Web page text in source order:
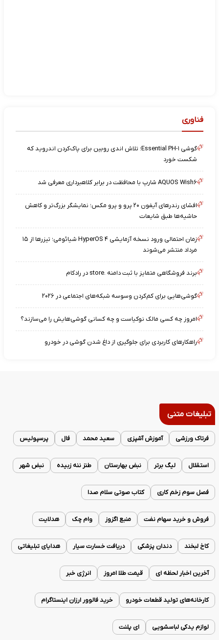
فناوری
گوشی Essential PH-۱؛ تلاش اندی روبین برای پاک‌کردن اندروید که
شکست خورد
AQUOS Wish۶ شارپ با محافظت در برابر کلاهبرداری معرفی شد
افشای رندرهای آیفون ۲۰ پرو و پرو مکس؛ نمایشگر بزرگ‌تر و کاهش
حاشیه‌ها طبق شایعات
زمان احتمالی ورود نسخه آزمایشی HyperOS ۴ شیائومی؛ تیزرها از ۱۵
مرداد منتشر می‌شوند
برند فروشگاهی متمایز با ثبت دامنه .store در رادکام
گوشی‌هایی برای کم‌کردن وسوسه شبکه‌های اجتماعی در ۲۰۲۶
امروز چه کسی مالک نوکیاست و چه کسانی گوشی‌هایش را می‌سازند؟
راهکارهای کاربردی برای جلوگیری از داغ شدن گوشی در خودرو
تبلیغات متنی
فرتاک ورزشی آموزش آشپزی سعید محمد فال پرسپولیس
استقلال لیگ برتر نبض بهارستان طنز ننه زبیده نبض شهر
فصل سوم زخم کاری کتاب صوتی سلام صدا
فروش و خرید سهام نفت منبع اگزوز وام چک هدلایت
کاخ لبخند دندان پزشکی دریافت خسارت سیار هدایای تبلیغاتی
آخرین اخبار لحظه ای قیمت طلا امروز انرژی خبر
کارخانه‌های تولید قطعات خودرو خرید فالوور ارزان اینستاگرام
لوازم یدکی لباسشویی ای پلنت